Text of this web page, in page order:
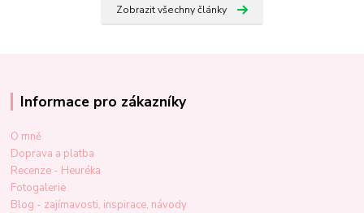
Zobrazit všechny články
Informace pro zákazníky
O mně
Doprava a platba
Recenze - Heuréka
Fotogalerie
Blog - zajímavosti, inspirace, návody